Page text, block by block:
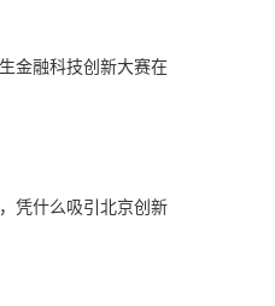
金融科技创新大赛在
凭什么吸引北京创新